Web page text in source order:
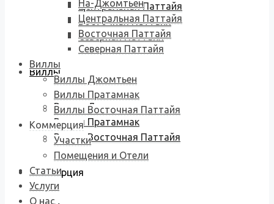
Центральная Паттайя
Восточная Паттайя
Северная Паттайя
Виллы
Виллы Джомтьен
Виллы Пратамнак
Виллы Восточная Паттайя
Коммерция
На-Джомтьен
Центральная Паттайя
Восточная Паттайя
Северная Паттайя
Виллы
Виллы Джомтьен
Виллы Пратамнак
Виллы Восточная Паттайя
Коммерция
Участки
Помещения и Отели
Статьи
Услуги
О нас